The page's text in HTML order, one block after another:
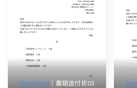
Download ｜書類送付状03